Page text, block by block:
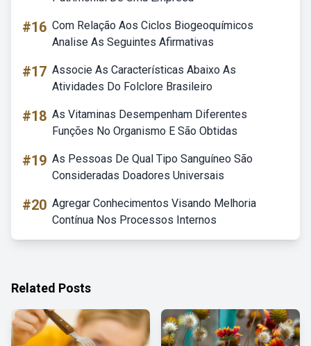
#16 Com Relação Aos Ciclos Biogeoquímicos
Analise As Seguintes Afirmativas
#17 Associe As Características Abaixo As
Atividades Do Folclore Brasileiro
#18 As Vitaminas Desempenham Diferentes
Funções No Organismo E São Obtidas
#19 As Pessoas De Qual Tipo Sanguíneo São
Consideradas Doadores Universais
#20 Agregar Conhecimentos Visando Melhoria
Contínua Nos Processos Internos
Related Posts